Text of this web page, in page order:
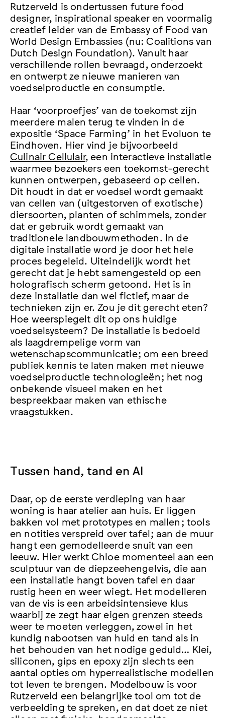
Rutzerveld is ondertussen future food
designer, inspirational speaker en voormalig
creatief leider van de Embassy of Food van
World Design Embassies (nu: Coalitions van
Dutch Design Foundation). Vanuit haar
verschillende rollen bevraagd, onderzoekt
en ontwerpt ze nieuwe manieren van
voedselproductie en consumptie.
Haar ‘voorproefjes’ van de toekomst zijn
meerdere malen terug te vinden in de
expositie ‘Space Farming’ in het Evoluon te
Eindhoven. Hier vind je bijvoorbeeld
Culinair Cellulair, een interactieve installatie
waarmee bezoekers een toekomst-gerecht
kunnen ontwerpen, gebaseerd op cellen.
Dit houdt in dat er voedsel wordt gemaakt
van cellen van (uitgestorven of exotische)
diersoorten, planten of schimmels, zonder
dat er gebruik wordt gemaakt van
traditionele landbouwmethoden. In de
digitale installatie word je door het hele
proces begeleid. Uiteindelijk wordt het
gerecht dat je hebt samengesteld op een
holografisch scherm getoond. Het is in
deze installatie dan wel fictief, maar de
technieken zijn er. Zou je dit gerecht eten?
Hoe weerspiegelt dit op ons huidige
voedselsysteem? De installatie is bedoeld
als laagdrempelige vorm van
wetenschapscommunicatie; om een breed
publiek kennis te laten maken met nieuwe
voedselproductie technologieën; het nog
onbekende visueel maken en het
bespreekbaar maken van ethische
vraagstukken.
Tussen hand, tand en AI
Daar, op de eerste verdieping van haar
woning is haar atelier aan huis. Er liggen
bakken vol met prototypes en mallen; tools
en notities verspreid over tafel; aan de muur
hangt een gemodelleerde snuit van een
leeuw. Hier werkt Chloe momenteel aan een
sculptuur van de diepzeehengelvis, die aan
een installatie hangt boven tafel en daar
rustig heen en weer wiegt. Het modelleren
van de vis is een arbeidsintensieve klus
waarbij ze zegt haar eigen grenzen steeds
weer te moeten verleggen, zowel in het
kundig nabootsen van huid en tand als in
het behouden van het nodige geduld… Klei,
siliconen, gips en epoxy zijn slechts een
aantal opties om hyperrealistische modellen
tot leven te brengen. Modelbouw is voor
Rutzerveld een belangrijke tool om tot de
verbeelding te spreken, en dat doet ze niet